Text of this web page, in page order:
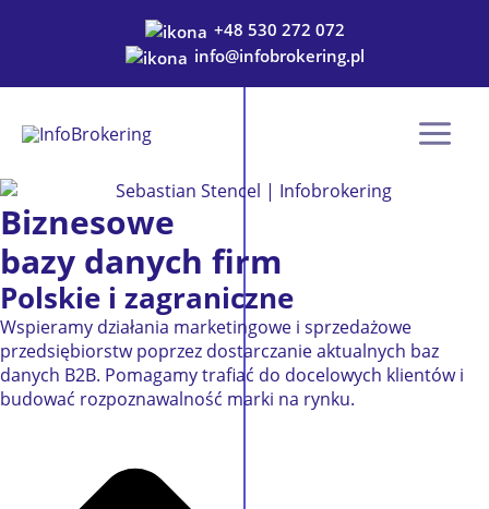
+48 530 272 072
info@infobrokering.pl
Biznesowe
bazy danych firm
Polskie i zagraniczne
Wspieramy działania marketingowe i sprzedażowe
przedsiębiorstw poprzez dostarczanie aktualnych baz
danych B2B. Pomagamy trafiać do docelowych klientów i
budować rozpoznawalność marki na rynku.